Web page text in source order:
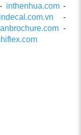
- inthenhua.com-
indecal.com.vn -
-